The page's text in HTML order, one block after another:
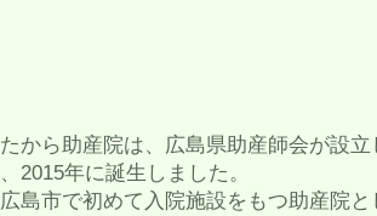
から助産院は、広島県助産師会が設立
2015年に誕生しました。
島市で初めて入院施設をもつ助産院と